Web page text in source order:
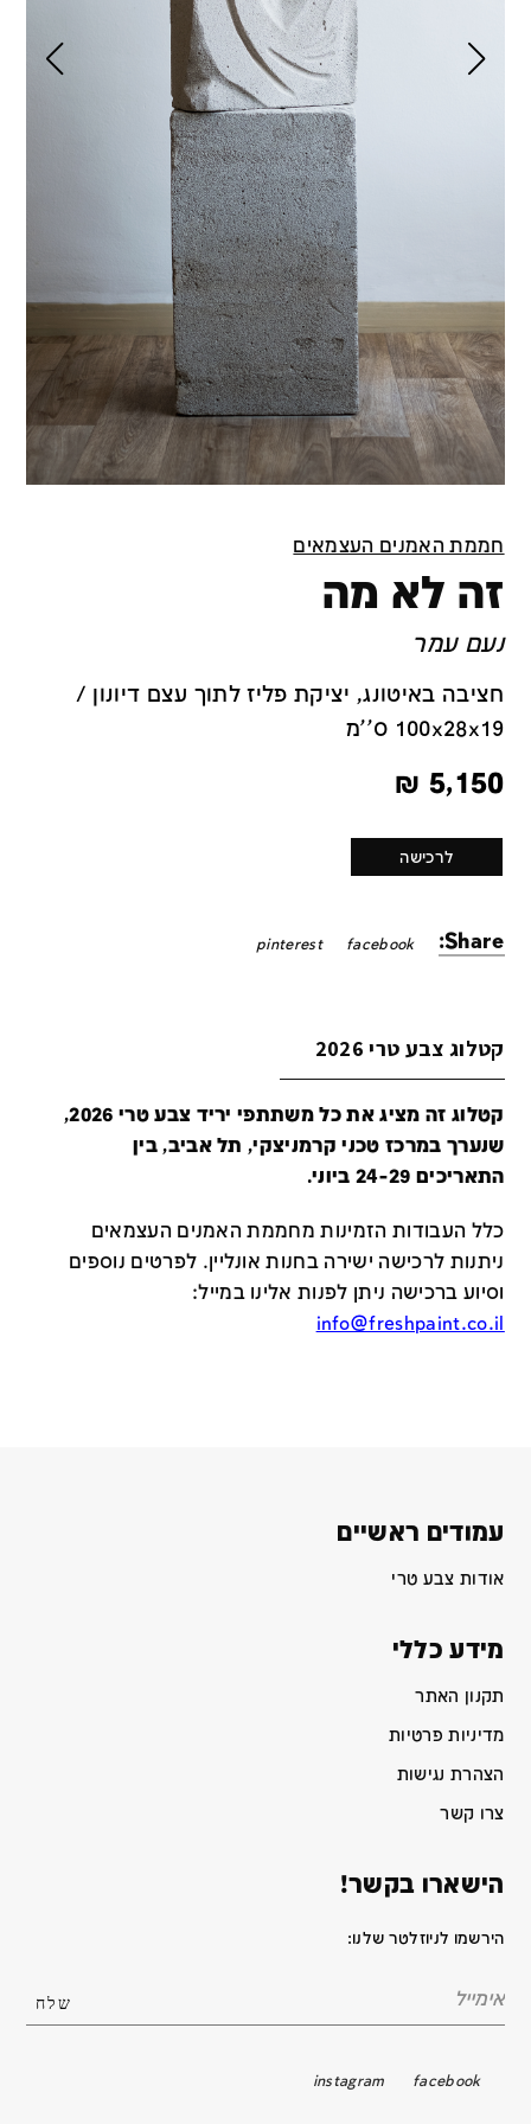
חממת האמנים העצמאים
זה לא מה
נעם עמר
חציבה באיטונג, יציקת פליז לתוך עצם דיונון /
100x28x19 ס''מ
5,150
₪
לרכישה
Share:
facebook
pinterest
קטלוג צבע טרי 2026
קטלוג זה מציג את כל משתתפי יריד צבע טרי 2026,
שנערך במרכז טכני קרמניצקי, תל אביב, בין
התאריכים 24-29 ביוני.
כלל העבודות הזמינות מחממת האמנים העצמאים
ניתנות לרכישה ישירה בחנות אונליין. לפרטים נוספים
וסיוע ברכישה ניתן לפנות אלינו במייל:
info@freshpaint.co.il
עמודים ראשיים
אודות צבע טרי
מידע כללי
תקנון האתר
מדיניות פרטיות
הצהרת נגישות
צרו קשר
הישארו בקשר!
הירשמו לניוזלטר שלנו:
facebook
instagram